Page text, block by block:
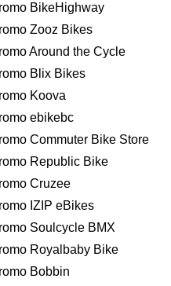
BikeHighway
Zooz Bikes
Around the Cycle
Blix Bikes
Koova
ebikebc
Commuter Bike Store
Republic Bike
Cruzee
IZIP eBikes
Soulcycle BMX
Royalbaby Bike
Bobbin